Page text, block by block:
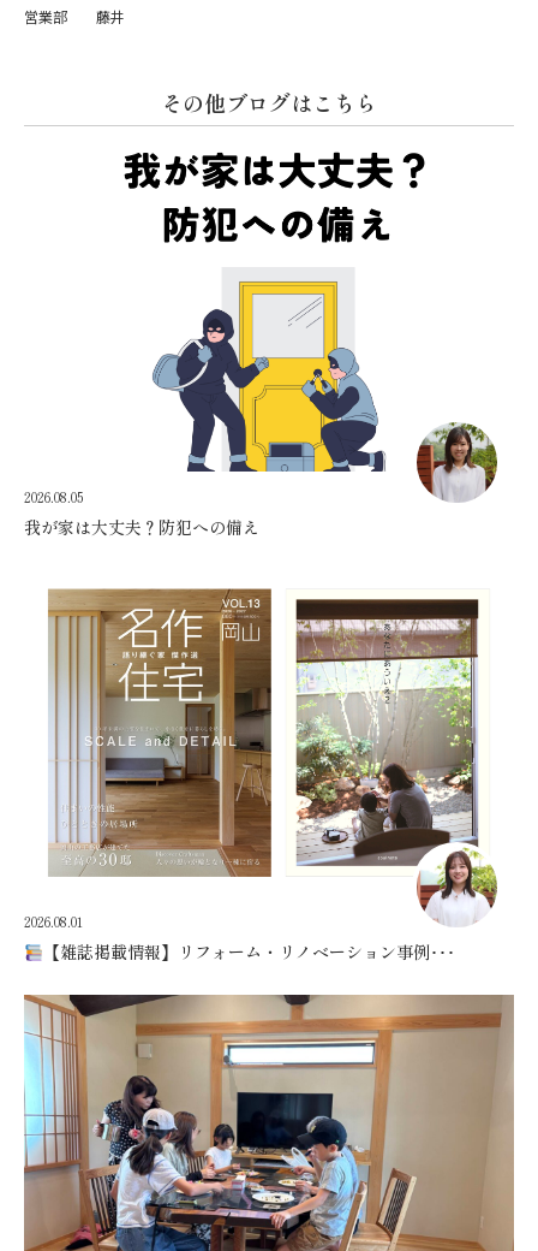
営業部 藤井
その他ブログはこちら
2026.08.05
我が家は大丈夫？防犯への備え
2026.08.01
【雑誌掲載情報】リフォーム・リノベーション事例･･･